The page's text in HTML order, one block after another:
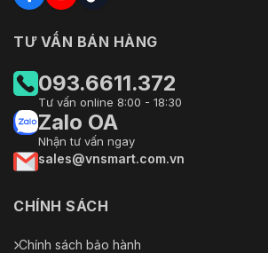
TƯ VẤN BÁN HÀNG
093.6611.372
Tư vấn online 8:00 - 18:30
Zalo OA
Nhận tư vấn ngay
sales@vnsmart.com.vn
CHÍNH SÁCH
Chính sách bảo hành